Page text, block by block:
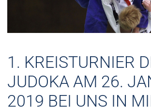
1. KREISTURNIER
JUDOKA AM 26.
2019 BEI UNS IN